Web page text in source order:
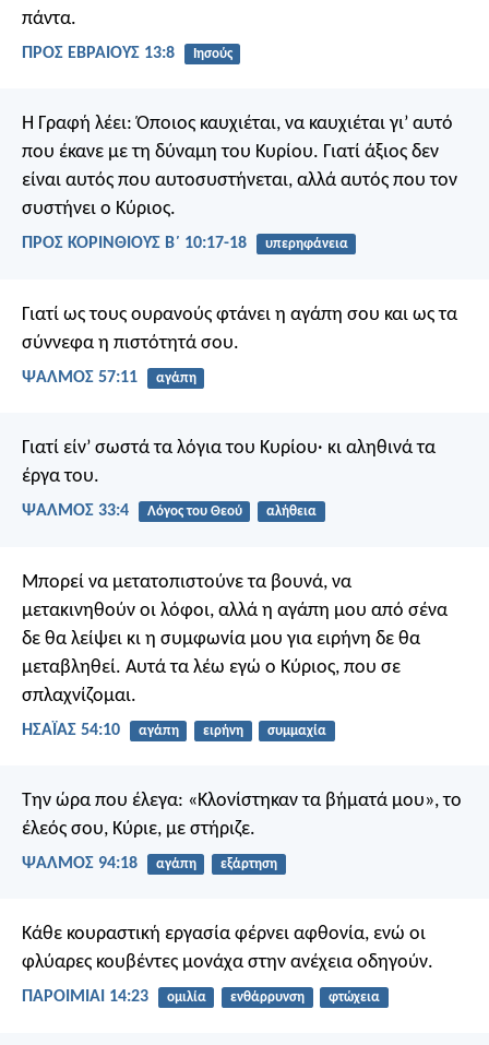
πάντα.
ΠΡΟΣ ΕΒΡΑΙΟΥΣ 13:8 Ιησούς
Η Γραφή λέει: Όποιος καυχιέται, να καυχιέται γι’ αυτό
που έκανε με τη δύναμη του Κυρίου. Γιατί άξιος δεν
είναι αυτός που αυτοσυστήνεται, αλλά αυτός που τον
συστήνει ο Κύριος.
ΠΡΟΣ ΚΟΡΙΝΘΙΟΥΣ Β΄ 10:17-18 υπερηφάνεια
Γιατί ως τους ουρανούς φτάνει η αγάπη σου και ως τα
σύννεφα η πιστότητά σου.
ΨΑΛΜΌΣ 57:11 αγάπη
Γιατί είν’ σωστά τα λόγια του Κυρίου· κι αληθινά τα
έργα του.
ΨΑΛΜΌΣ 33:4 Λόγος του Θεού αλήθεια
Μπορεί να μετατοπιστούνε τα βουνά, να
μετακινηθούν οι λόφοι, αλλά η αγάπη μου από σένα
δε θα λείψει κι η συμφωνία μου για ειρήνη δε θα
μεταβληθεί. Αυτά τα λέω εγώ ο Κύριος, που σε
σπλαχνίζομαι.
ΗΣΑΪΑΣ 54:10 αγάπη ειρήνη συμμαχία
Την ώρα που έλεγα: «Κλονίστηκαν τα βήματά μου»,το
έλεός σου, Κύριε, με στήριζε.
ΨΑΛΜΌΣ 94:18 αγάπη εξάρτηση
Κάθε κουραστική εργασία φέρνει αφθονία, ενώ οι
φλύαρες κουβέντες μονάχα στην ανέχεια οδηγούν.
ΠΑΡΟΙΜΙΑΙ 14:23 ομιλία ενθάρρυνση φτώχεια